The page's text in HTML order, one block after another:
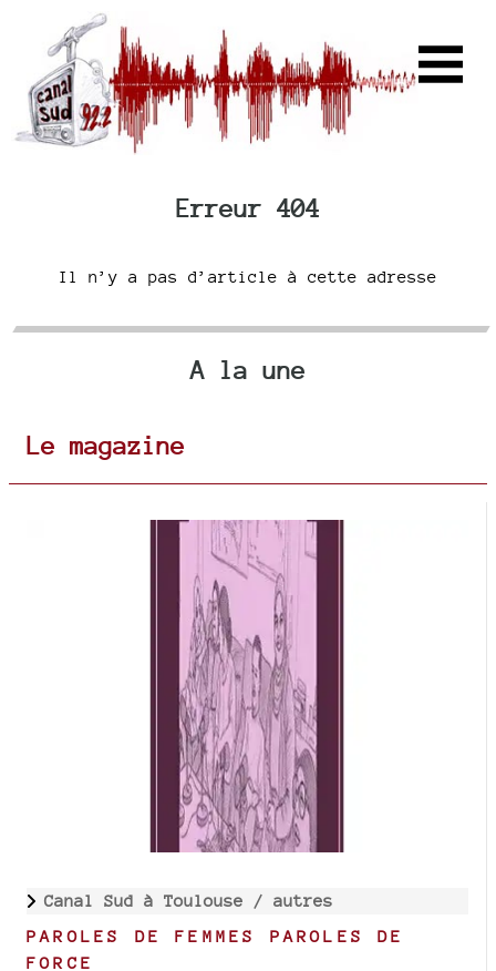
Erreur 404
Il n’y a pas d’article à cette adresse
A la une
Le magazine
Canal Sud à Toulouse / autres
PAROLES DE FEMMES PAROLES DE
FORCE